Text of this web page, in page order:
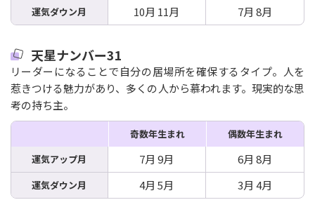
運気ダウン月 10月 11月 7月 8月
天星ナンバー31
リーダーになることで自分の居場所を確保するタイプ。人を
惹きつける魅力があり、多くの人から慕われます。現実的な思
考の持ち主。
奇数年生まれ
偶数年生まれ
運気アップ月
7月 9月 6月 8月
運気ダウン月 4月 5月 3月 4月